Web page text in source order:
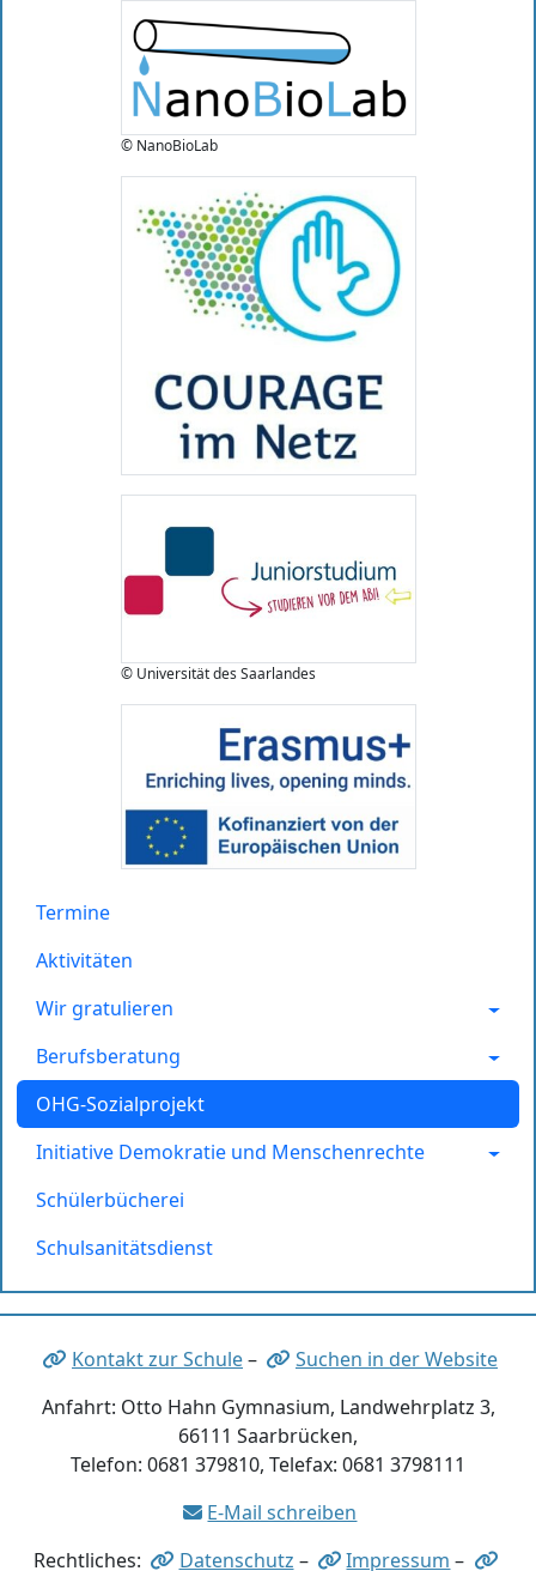
© NanoBioLab
© Universität des Saarlandes
Termine
Aktivitäten
Wir gratulieren
Berufsberatung
OHG-Sozialprojekt
Initiative Demokratie und Menschenrechte
Schülerbücherei
Schulsanitätsdienst
Kontakt zur Schule–
Suchen in der Website
Anfahrt: Otto Hahn Gymnasium, Landwehrplatz 3,
66111 Saarbrücken,
Telefon: 0681 379810, Telefax: 0681 3798111
E-Mail schreiben
Rechtliches:
Datenschutz – Impressum –